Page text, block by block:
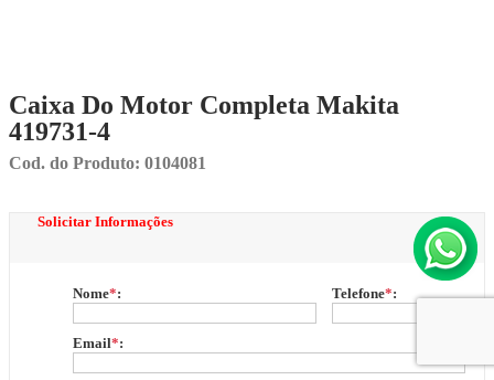
Caixa Do Motor Completa Makita
419731-4
Cod. do Produto: 0104081
Solicitar Informações
Nome*: Telefone*:
Email*: